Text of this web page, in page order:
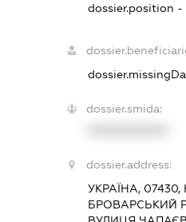
dossier.position -
dossier.smida:
dossier.address:
УКРАЇНА,
БРОВАРСЬКИЙ